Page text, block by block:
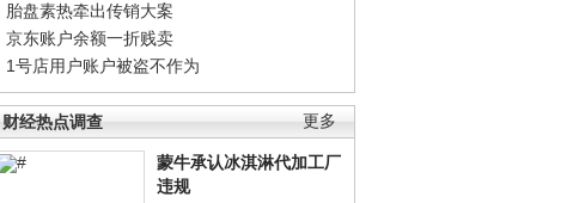
胎盘素热牵出传销大案
京东账户余额一折贱卖
1号店用户账户被盗不作为
更多
财经热点调查
蒙牛承认冰淇淋代加工厂
违规